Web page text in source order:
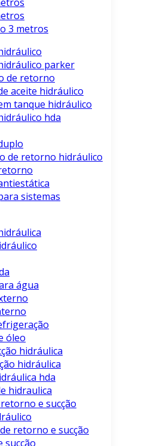
3 metros
parker
de retorno
aceite hidráulico
tanque hidráulico
hda
de retorno hidráulico
sistemas
água
óleo
hidráulica
hidráulica
hda
hidraulica
e sucção
retorno e sucção
sucção